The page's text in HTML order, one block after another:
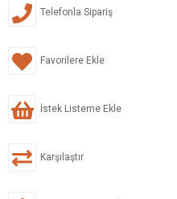
Telefonla Sipariş
Favorilere Ekle
İstek Listeme Ekle
Karşılaştır